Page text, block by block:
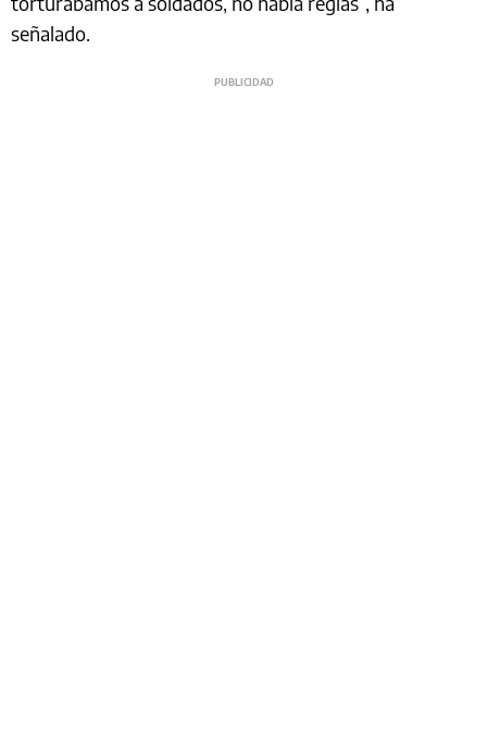
señalado.